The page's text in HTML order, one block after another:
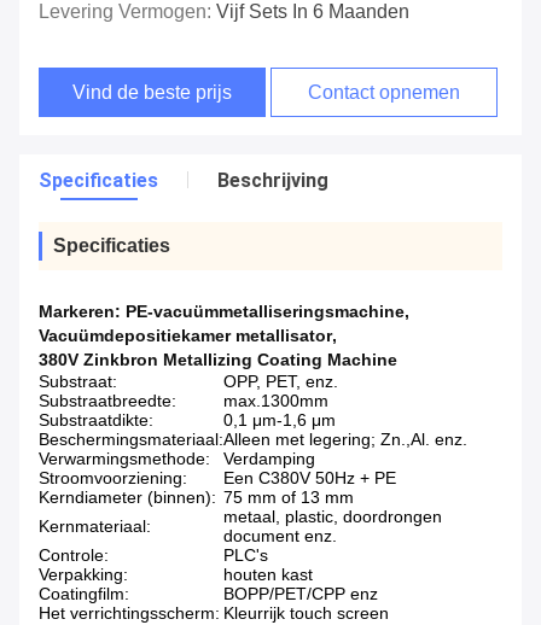
Levering Vermogen: Vijf Sets In 6 Maanden
Vind de beste prijs Contact opnemen
Specificaties Beschrijving
Specificaties
Markeren: PE-vacuümmetalliseringsmachine,
Vacuümdepositiekamer metallisator,
380V Zinkbron Metallizing Coating Machine
Substraat:
OPP, PET, enz.
Substraatbreedte:
max.1300mm
Substraatdikte:
0,1 μm-1,6 μm
Beschermingsmateriaal:Alleen met legering; Zn.,Al. enz.
Verwarmingsmethode:
Verdamping
Stroomvoorziening:
Een C380V 50Hz + PE
Kerndiameter (binnen): 75 mm of 13 mm
Kernmateriaal:
metaal, plastic, doordrongen
document enz.
Controle:
PLC's
Verpakking:
houten kast
Coatingfilm:
BOPP/PET/CPP enz
Het verrichtingsscherm: Kleurrijk touch screen